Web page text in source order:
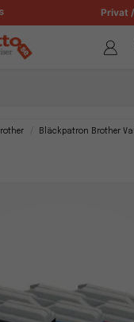
Bläckpatron Brother